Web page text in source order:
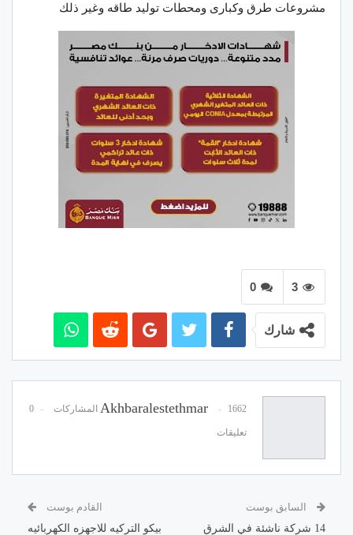
مشروعات طرق وكبارى ومحطات توليد طاقه وغير ذلك
0 3
شارك
Akhbaralestethmar 1662 المشاركات 0
تعليقات
السابق بوست
14 شركة ناشئة في الشرق
القادم بوست
بيكو التركيه للاجهزه الكهربائيه